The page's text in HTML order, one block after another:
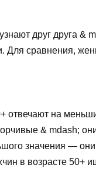
друг друга &
Для сравнения,
отвечают на
& mdash;
значения —
в возрасте 50+